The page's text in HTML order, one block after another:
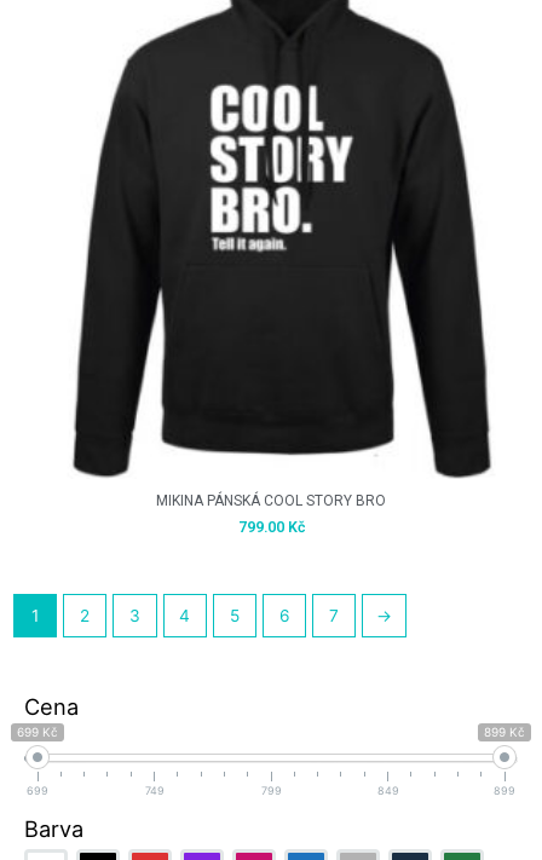
Cena
699 Kč 899 Kč
699 749 799 849 899
Barva
MIKINA PÁNSKÁ COOL STORY BRO
799.00 Kč
1 2 3 4 5 6 7 →